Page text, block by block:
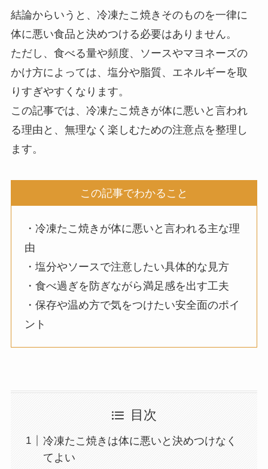
結論からいうと、冷凍たこ焼きそのものを一律に
体に悪い食品と決めつける必要はありません。
ただし、食べる量や頻度、ソースやマヨネーズの
かけ方によっては、塩分や脂質、エネルギーを取
りすぎやすくなります。
この記事では、冷凍たこ焼きが体に悪いと言われ
る理由と、無理なく楽しむための注意点を整理し
ます。
この記事でわかること
・冷凍たこ焼きが体に悪いと言われる主な理
由
・塩分やソースで注意したい具体的な見方
・食べ過ぎを防ぎながら満足感を出す工夫
・保存や温め方で気をつけたい安全面のポイ
ント
目次
冷凍たこ焼きは体に悪いと決めつけなく
てよい